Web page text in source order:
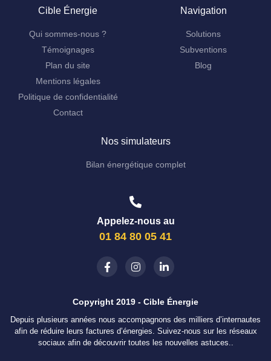
Cible Énergie
Qui sommes-nous ?
Témoignages
Plan du site
Mentions légales
Politique de confidentialité
Contact
Navigation
Solutions
Subventions
Blog
Nos simulateurs
Bilan énergétique complet
Appelez-nous au
01 84 80 05 41
Copyright 2019 - Cible Énergie
Depuis plusieurs années nous accompagnons des milliers d’internautes
afin de réduire leurs factures d’énergies. Suivez-nous sur les réseaux
sociaux afin de découvrir toutes les nouvelles astuces..